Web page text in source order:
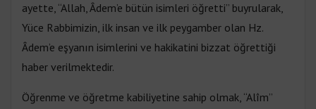
ayette, “Allah, Âdem’e bütün isimleri öğretti” buyrularak,
Yüce Rabbimizin, ilk insan ve ilk peygamber olan Hz.
Âdem’e eşyanın isimlerini ve hakikatini bizzat öğrettiği
haber verilmektedir.
Öğrenme ve öğretme kabiliyetine sahip olmak, “Alîm”